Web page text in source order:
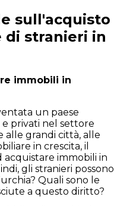
sull'acquisto
di stranieri in
immobili in
un paese
privati nel settore
alle grandi città, alle
in crescita, il
acquistare immobili in
gli stranieri possono
Quali sono le
a questo diritto?